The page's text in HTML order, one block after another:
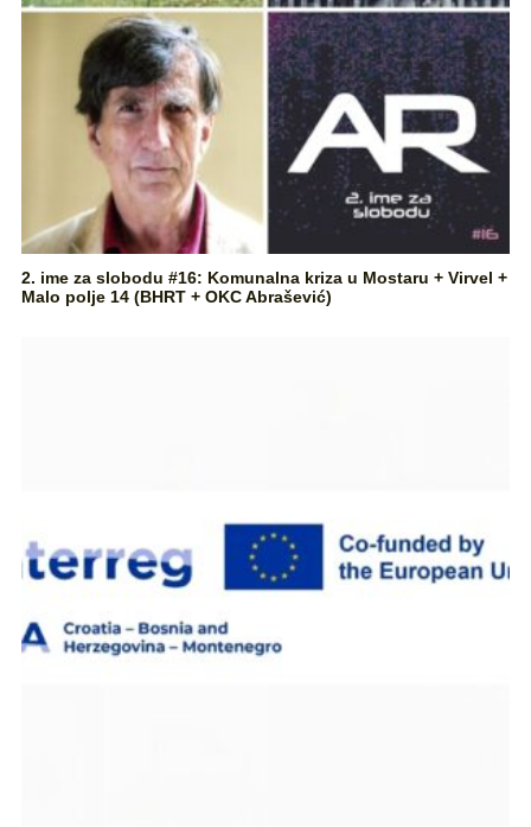
2. ime za slobodu #16: Komunalna kriza u Mostaru + Virvel +
Malo polje 14 (BHRT + OKC Abrašević)